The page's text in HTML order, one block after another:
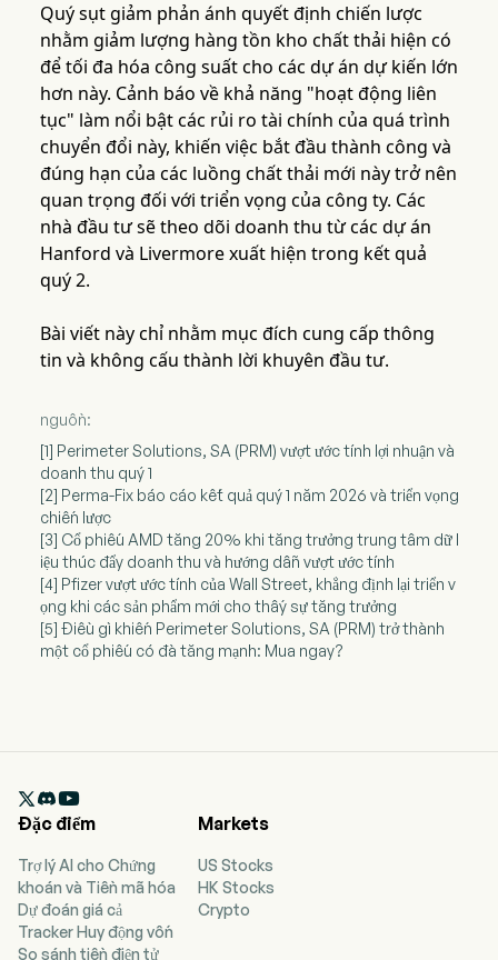
Quý sụt giảm phản ánh quyết định chiến lược
nhằm giảm lượng hàng tồn kho chất thải hiện có
để tối đa hóa công suất cho các dự án dự kiến lớn
hơn này. Cảnh báo về khả năng "hoạt động liên
tục" làm nổi bật các rủi ro tài chính của quá trình
chuyển đổi này, khiến việc bắt đầu thành công và
đúng hạn của các luồng chất thải mới này trở nên
quan trọng đối với triển vọng của công ty. Các
nhà đầu tư sẽ theo dõi doanh thu từ các dự án
Hanford và Livermore xuất hiện trong kết quả
quý 2.
Bài viết này chỉ nhằm mục đích cung cấp thông
tin và không cấu thành lời khuyên đầu tư.
nguồn:
[1] Perimeter Solutions, SA (PRM) vượt ước tính lợi nhuận và
doanh thu quý 1
[2] Perma-Fix báo cáo kết quả quý 1 năm 2026 và triển vọng
chiến lược
[3] Cổ phiếu AMD tăng 20% khi tăng trưởng trung tâm dữ l
iệu thúc đẩy doanh thu và hướng dẫn vượt ước tính
[4] Pfizer vượt ước tính của Wall Street, khẳng định lại triển v
ọng khi các sản phẩm mới cho thấy sự tăng trưởng
[5] Điều gì khiến Perimeter Solutions, SA (PRM) trở thành
một cổ phiếu có đà tăng mạnh: Mua ngay?

Đặc điểm
Trợ lý AI cho Chứng
khoán và Tiền mã hóa
Dự đoán giá cả
Tracker Huy động vốn
So sánh tiền điện tử
Markets
US Stocks
HK Stocks
Crypto